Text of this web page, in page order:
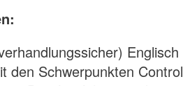
den Schwerpunkten